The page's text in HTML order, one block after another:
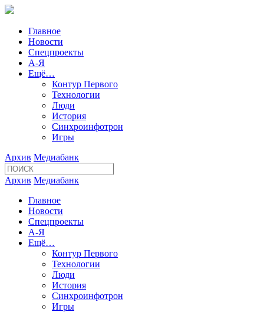
Главное
Новости
Спецпроекты
А-Я
Ещё…
Контур Первого
Технологии
Люди
История
Синхроинфотрон
Игры
Архив Медиабанк
Архив Медиабанк
Главное
Новости
Спецпроекты
А-Я
Ещё…
Контур Первого
Технологии
Люди
История
Синхроинфотрон
Игры